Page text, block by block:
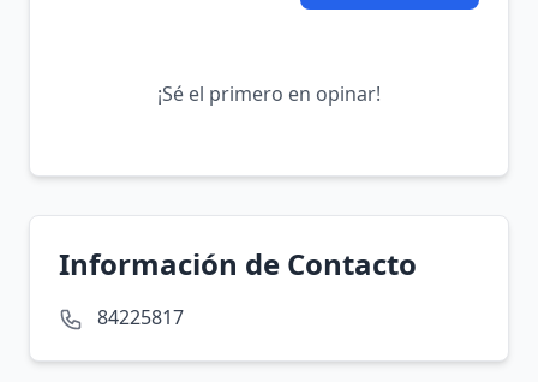
¡Sé el primero en opinar!
Información de Contacto
84225817